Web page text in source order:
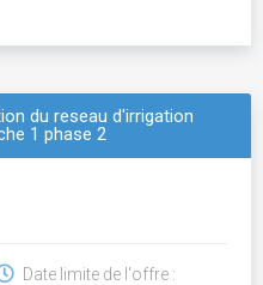
du reseau d'irrigation
1 phase 2
Date limite de l'offre :